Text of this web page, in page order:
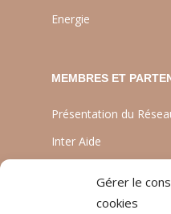
Gérer le
cookies
Energie
MEMBRES ET
Présentation du
Inter Aide
Planète Enfants &